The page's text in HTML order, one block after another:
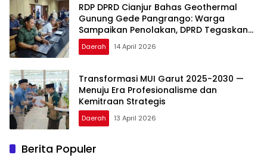
RDP DPRD Cianjur Bahas Geothermal
Gunung Gede Pangrango: Warga
Sampaikan Penolakan, DPRD Tegaskan
Kewenangan Ada di Pemerintah Pusat
Daerah 14 April 2026
Transformasi MUI Garut 2025-2030 —
Menuju Era Profesionalisme dan
Kemitraan Strategis
Daerah 13 April 2026
Berita Populer